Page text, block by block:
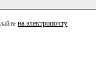
на электропочту